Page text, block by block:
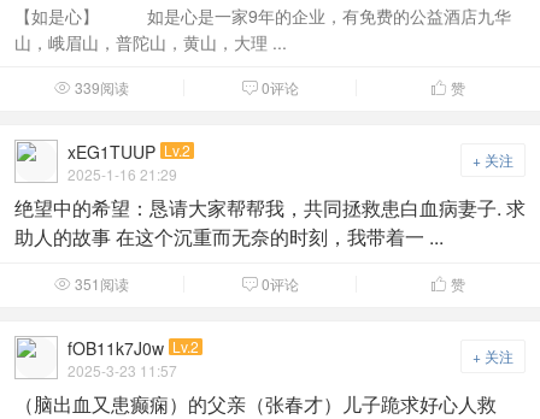
【如是心】 如是心是一家9年的企业，有免费的公益酒店九华
山，峨眉山，普陀山，黄山，大理 ...
 339阅读  0评论  赞
+ 关注
xEG1TUUP Lv.2
2025-1-16 21:29
绝望中的希望：恳请大家帮帮我，共同拯救患白血病妻子. 求
助人的故事 在这个沉重而无奈的时刻，我带着一 ...
 351阅读  0评论  赞
+ 关注
fOB11k7J0w Lv.2
2025-3-23 11:57
（脑出血又患癫痫）的父亲（张春才）儿子跪求好心人救